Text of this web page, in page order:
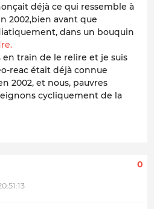
déjà ce qui ressemble à
2002,bien avant que
dans un bouquin
en train de le relire et je suis
reac était déjà connue
2002, et nous, pauvres
cycliquement de la
0